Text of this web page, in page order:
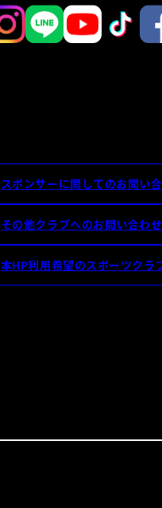
スポンサーに関してのお問い
その他クラブへのお問い合わせ
本HP利用希望のスポーツクラ